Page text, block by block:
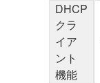
DHCP
クラ
イア
ント
機能